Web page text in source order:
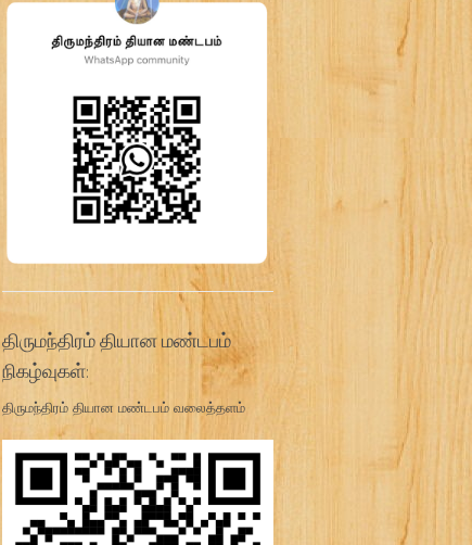
திருமந்திரம் தியான மண்டபம்
நிகழ்வுகள்:
திருமந்திரம் தியான மண்டபம் வலைத்தளம்